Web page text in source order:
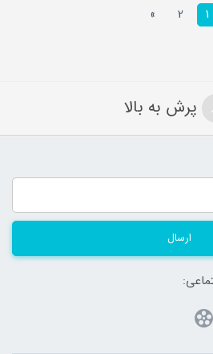
1
2
»
پرش به بالا
ارسال